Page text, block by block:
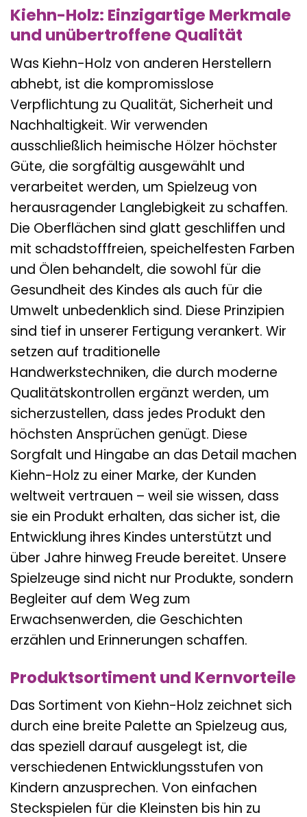
Kiehn-Holz: Einzigartige Merkmale
und unübertroffene Qualität
Was Kiehn-Holz von anderen Herstellern
abhebt, ist die kompromisslose
Verpflichtung zu Qualität, Sicherheit und
Nachhaltigkeit. Wir verwenden
ausschließlich heimische Hölzer höchster
Güte, die sorgfältig ausgewählt und
verarbeitet werden, um Spielzeug von
herausragender Langlebigkeit zu schaffen.
Die Oberflächen sind glatt geschliffen und
mit schadstofffreien, speichelfesten Farben
und Ölen behandelt, die sowohl für die
Gesundheit des Kindes als auch für die
Umwelt unbedenklich sind. Diese Prinzipien
sind tief in unserer Fertigung verankert. Wir
setzen auf traditionelle
Handwerkstechniken, die durch moderne
Qualitätskontrollen ergänzt werden, um
sicherzustellen, dass jedes Produkt den
höchsten Ansprüchen genügt. Diese
Sorgfalt und Hingabe an das Detail machen
Kiehn-Holz zu einer Marke, der Kunden
weltweit vertrauen – weil sie wissen, dass
sie ein Produkt erhalten, das sicher ist, die
Entwicklung ihres Kindes unterstützt und
über Jahre hinweg Freude bereitet. Unsere
Spielzeuge sind nicht nur Produkte, sondern
Begleiter auf dem Weg zum
Erwachsenwerden, die Geschichten
erzählen und Erinnerungen schaffen.
Produktsortiment und Kernvorteile
Das Sortiment von Kiehn-Holz zeichnet sich
durch eine breite Palette an Spielzeug aus,
das speziell darauf ausgelegt ist, die
verschiedenen Entwicklungsstufen von
Kindern anzusprechen. Von einfachen
Steckspielen für die Kleinsten bis hin zu